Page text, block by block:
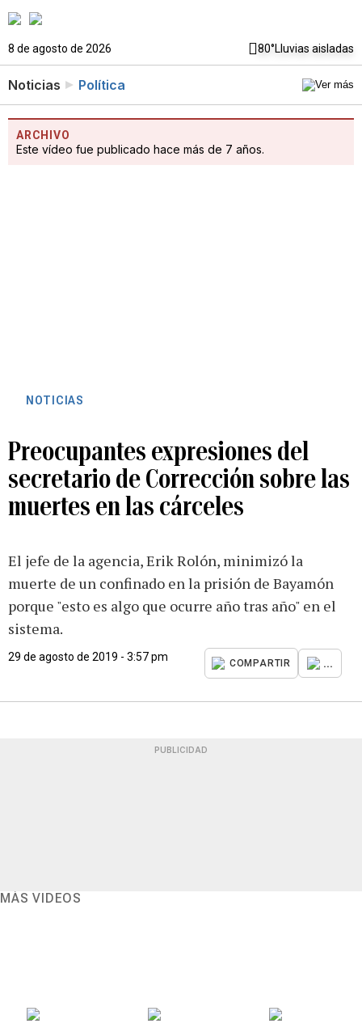
8 de agosto de 2026 80°Lluvias aisladas
Noticias Política
ARCHIVO
Este vídeo fue publicado hace más de 7 años.
NOTICIAS
Preocupantes expresiones del
secretario de Corrección sobre las
muertes en las cárceles
El jefe de la agencia, Erik Rolón, minimizó la
muerte de un confinado en la prisión de Bayamón
porque "esto es algo que ocurre año tras año" en el
sistema.
29 de agosto de 2019 - 3:57 pm
COMPARTIR ...
PUBLICIDAD
MÁS VIDEOS